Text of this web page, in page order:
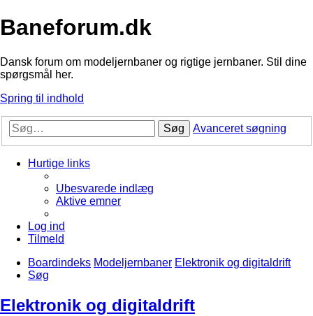
Baneforum.dk
Dansk forum om modeljernbaner og rigtige jernbaner. Stil dine
spørgsmål her.
Spring til indhold
Søg Avanceret søgning
Hurtige links
Ubesvarede indlæg
Aktive emner
Log ind
Tilmeld
Boardindeks Modeljernbaner Elektronik og digitaldrift
Søg
Elektronik og digitaldrift